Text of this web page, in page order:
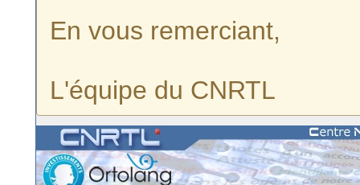
En vous remerciant,
L'équipe du CNRTL